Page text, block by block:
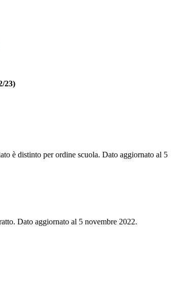
23)
è distinto per ordine scuola. Dato aggiornato al 5
Dato aggiornato al 5 novembre 2022.